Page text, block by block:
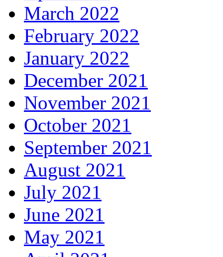
March 2022
February 2022
January 2022
December 2021
November 2021
October 2021
September 2021
August 2021
July 2021
June 2021
May 2021